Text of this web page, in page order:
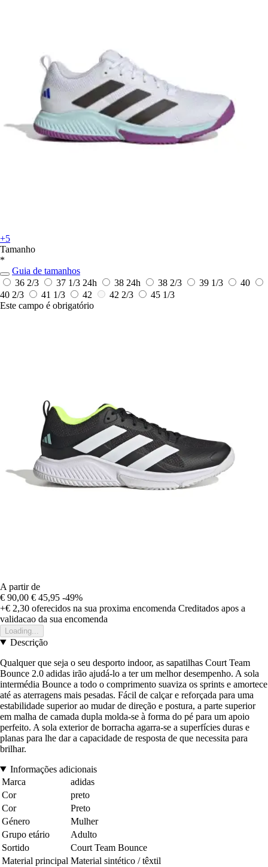
+5
Tamanho
*
Guia de tamanhos
36 2/3
37 1/3 24h 38 24h 38 2/3 39 1/3
40
40 2/3
41 1/3 42 42 2/3
45 1/3
Este campo é obrigatório
A partir de
€ 90,00 € 45,95 -49%
+€ 2,30 oferecidos na sua proxima encomenda Creditados apos a
validacao da sua encomenda
Loading...
Descrição
Qualquer que seja o seu desporto indoor, as sapatilhas Court Team
Bounce 2.0 adidas irão ajudá-lo a ter um melhor desempenho. A sola
intermédia Bounce a todo o comprimento suaviza os sprints e amortece
até as aterragens mais pesadas. Fácil de calçar e reforçada para uma
estabilidade superior ao mudar de direção e postura, a parte superior
em malha de camada dupla molda-se à forma do pé para um apoio
perfeito. A sola exterior de borracha agarra-se a superfícies duras e
planas para lhe dar a capacidade de resposta de que necessita para
brilhar.
Informações adicionais
Marca
adidas
Cor
preto
Cor
Preto
Género
Mulher
Grupo etário
Adulto
Sortido
Court Team Bounce
Material principal Material sintético / têxtil